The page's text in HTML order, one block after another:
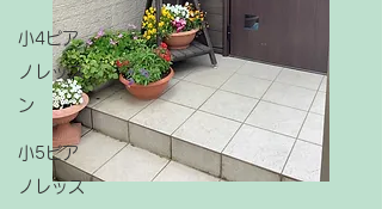
小4ピア
ノレッス
ン
小5ピア
ノレッス